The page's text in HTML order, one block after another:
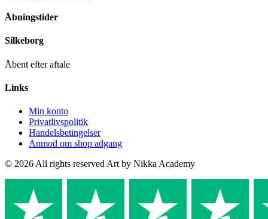
Åbningstider
Silkeborg
Åbent efter aftale
Links
Min konto
Privatlivspolitik
Handelsbetingelser
Anmod om shop adgang
© 2026 All rights reserved Art by Nikka Academy